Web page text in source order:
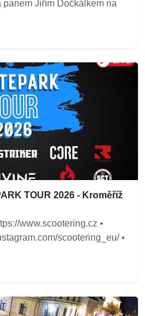
Jiřím Dočkálkem na
TOUR 2026 - Kroměříž
www.scootering.cz •
scootering_eu/ •